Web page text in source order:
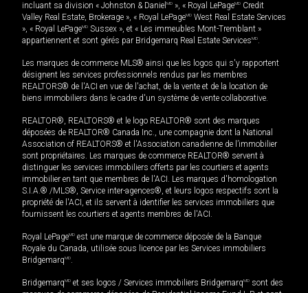
incluant sa division « Johnston & Daniel MD », « Royal LePageMD Credit
Valley Real Estate, Brokerage », « Royal LePageMD West Real Estate Services
», « Royal LePageMD Sussex », et « Les immeubles Mont-Tremblant »
appartiennent et sont gérés par Bridgemarq Real Estate ServicesMD.
Les marques de commerce MLS® ainsi que les logos qui s'y rapportent
désignent les services professionnels rendus par les membres
REALTORS® de l'ACI en vue de l'achat, de la vente et de la location de
biens immobiliers dans le cadre d'un système de vente collaborative.
REALTOR®, REALTORS® et le logo REALTOR® sont des marques
déposées de REALTOR® Canada Inc., une compagnie dont la National
Association of REALTORS® et l'Association canadienne de l’immobilier
sont propriétaires. Les marques de commerce REALTOR® servent à
distinguer les services immobiliers offerts par les courtiers et agents
immobilier en tant que membres de l'ACI. Les marques d'homologation
S.I.A.® /MLS®, Service inter-agences®, et leurs logos respectifs sont la
propriété de l'ACI, et ils servent à identifier les services immobiliers que
fournissent les courtiers et agents membres de l'ACI.
Royal LePageMD est une marque de commerce déposée de la Banque
Royale du Canada, utilisée sous licence par les Services immobiliers
BridgemarqMD.
BridgemarqMD et ses logos / Services immobiliers BridgemarqMD sont des